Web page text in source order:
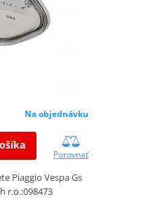
Na objednávku
Porovnať
Piaggio Vespa Gs
r.o.:098473